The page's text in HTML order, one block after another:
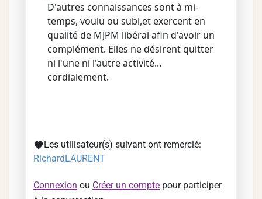
D'autres connaissances sont à mi-
temps, voulu ou subi,et exercent en
qualité de MJPM libéral afin d'avoir un
complément. Elles ne désirent quitter
ni l'une ni l'autre activité...
cordialement.
Les utilisateur(s) suivant ont remercié:
RichardLAURENT
Connexion ou Créer un compte pour participer